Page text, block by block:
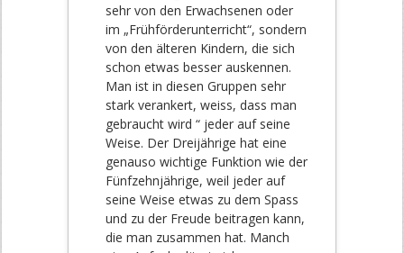
sehr von den Erwachsenen oder
im „Frühförderunterricht“, sondern
von den älteren Kindern, die sich
schon etwas besser auskennen.
Man ist in diesen Gruppen sehr
stark verankert, weiss, dass man
gebraucht wird “ jeder auf seine
Weise. Der Dreijährige hat eine
genauso wichtige Funktion wie der
Fünfzehnjährige, weil jeder auf
seine Weise etwas zu dem Spass
und zu der Freude beitragen kann,
die man zusammen hat. Manch